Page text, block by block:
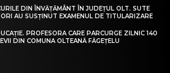
DIN ÎNVĂȚĂMÂNT ÎN JUDEȚUL OLT. SUTE
AU SUSȚINUT EXAMENUL DE TITULARIZARE
PROFESORA CARE PARCURGE ZILNIC 140
DIN COMUNA OLTEANĂ FĂGEȚELU